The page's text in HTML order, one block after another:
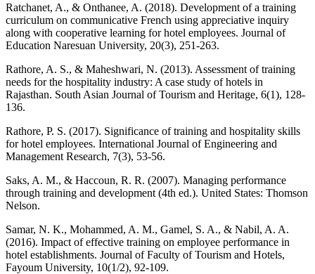
Ratchanet, A., & Onthanee, A. (2018). Development of a training
curriculum on communicative French using appreciative inquiry
along with cooperative learning for hotel employees. Journal of
Education Naresuan University, 20(3), 251-263.
Rathore, A. S., & Maheshwari, N. (2013). Assessment of training
needs for the hospitality industry: A case study of hotels in
Rajasthan. South Asian Journal of Tourism and Heritage, 6(1), 128-
136.
Rathore, P. S. (2017). Significance of training and hospitality skills
for hotel employees. International Journal of Engineering and
Management Research, 7(3), 53-56.
Saks, A. M., & Haccoun, R. R. (2007). Managing performance
through training and development (4th ed.). United States: Thomson
Nelson.
Samar, N. K., Mohammed, A. M., Gamel, S. A., & Nabil, A. A.
(2016). Impact of effective training on employee performance in
hotel establishments. Journal of Faculty of Tourism and Hotels,
Fayoum University, 10(1/2), 92-109.